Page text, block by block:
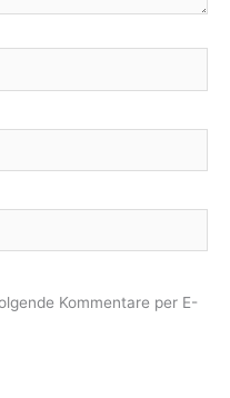
Kommentare per E-